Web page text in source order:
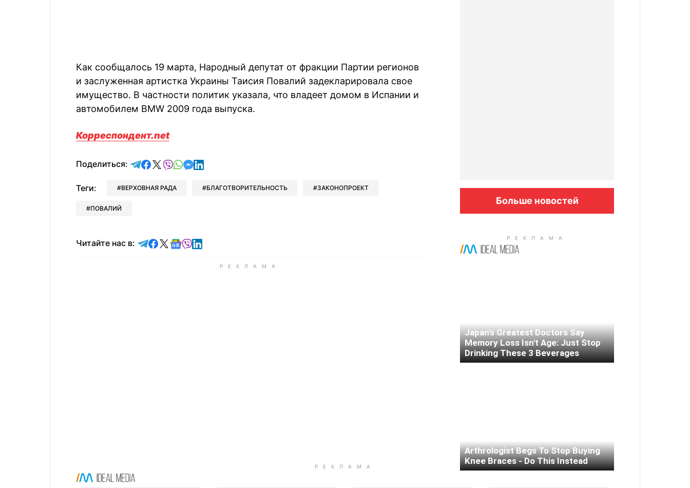
Как сообщалось 19 марта, Народный депутат от фракции Партии регионов
и заслуженная артистка Украины Таисия Повалий задекларировала свое
имущество. В частности политик указала, что владеет домом в Испании и
автомобилем BMW 2009 года выпуска.
Корреспондент.net
Поделиться: отправить в Telegram
поделиться в Facebook
поделиться в X
отправить в Viber
отправить в Whatsapp
отправить в Messenger
отправить в LinkedIn
Теги: ВЕРХОВНАЯ РАДА БЛАГОТВОРИТЕЛЬНОСТЬ ЗАКОНОПРОЕКТ
ПОВАЛИЙ
Читайте нас в: Читайте в Telegram
Читайте в Facebook
Читайте в X
Читайте в Google news
Читайте в Viber
Читайте в LinkedIn
Больше новостей